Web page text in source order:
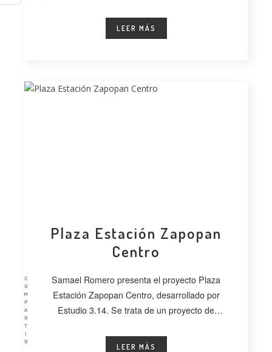
C
O
M
P
A
R
T
I
R
LEER MÁS
Plaza Estación Zapopan
Centro
Samael Romero presenta el proyecto Plaza
Estación Zapopan Centro, desarrollado por
Estudio 3.14. Se trata de un proyecto de
LEER MÁS